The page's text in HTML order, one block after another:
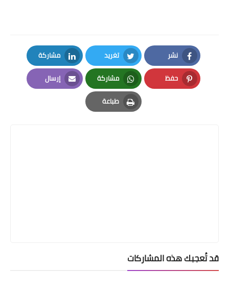
نشر
Facebook
تغريد
Twitter
مشاركة
LinkedIn
حفظ
Pinterest
مشاركة
Whatsapp
إرسال
Email
طباعة
Print
قد تُعجبك هذه المشاركات